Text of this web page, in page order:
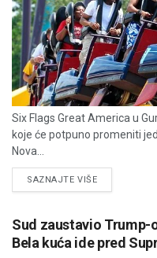
Six Flags Great America u
koje će potpuno promeniti
Nova...
SAZNAJTE VIŠEDETAILS
Sud zaustavio Trump-
Bela kuća ide pred